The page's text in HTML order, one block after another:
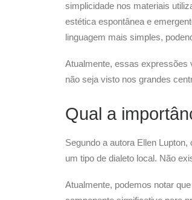
simplicidade nos materiais
estética espontânea e
linguagem mais simples,
Atualmente, essas expressões
não seja visto nos grandes
Qual a
Segundo a autora Ellen
um tipo de dialeto local. Não
Atualmente, podemos notar